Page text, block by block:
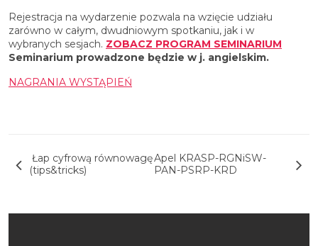
Rejestracja na wydarzenie pozwala na wzięcie udziału
zarówno w całym, dwudniowym spotkaniu, jak i w
wybranych sesjach. ZOBACZ PROGRAM SEMINARIUM
Seminarium prowadzone będzie w j. angielskim.
NAGRANIA WYSTĄPIEŃ
Łap cyfrową równowagę
(tips&tricks)
Apel KRASP-RGNiSW-
PAN-PSRP-KRD